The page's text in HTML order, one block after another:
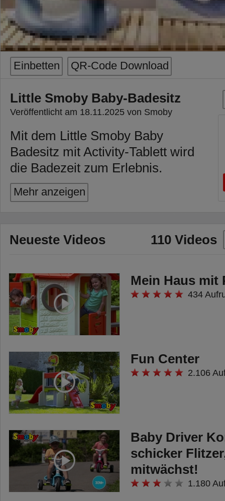
Einbetten QR-Code Download
Little Smoby Baby-Badesitz
Veröffentlicht am 18.11.2025 von Smoby
Mit dem Little Smoby Baby
Badesitz mit Activity-Tablett wird
die Badezeit zum Erlebnis.
Fünf Wasserspiele laden zum
Planschen, Greifen und Staunen
eine Zauberblume, die beim
kleinen Krabbe öffnet, Palmen-
Sprinkler und ein fröhlicher
Oktopus mit Spritzfunktion fördern
spielerisch die Hand-Auge-
Koordination und regen die Sinne
an. Vier starke Saugnäpfe fixieren
den Sitz zuverlässig auf glatten
Wannenflächen und lassen sich
nach dem Baden mühelos wieder
lösen. Für Kinder ab 6 Monaten
Mehr anzeigen
Neueste Videos 110 Videos
Mein Haus mit
434
Fun Center
2.106
Baby Driver
schicker
mitwächst!
1.180